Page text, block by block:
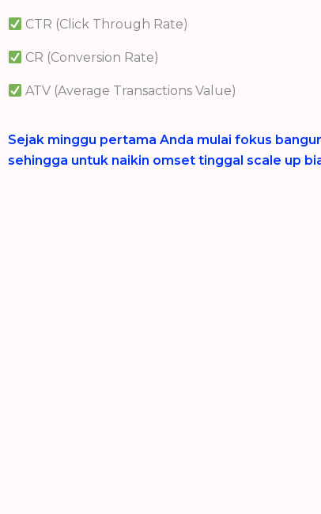
CTR (Click Through Rate)
CR (Conversion Rate)
ATV (Average Transactions Value)
Sejak minggu pertama Anda mulai fokus
sehingga untuk naikin omset tinggal scale up